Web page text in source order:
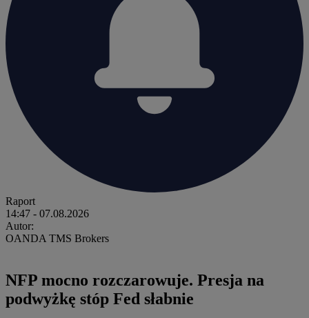
Raport
14:47 - 07.08.2026
Autor:
OANDA TMS Brokers
NFP mocno rozczarowuje. Presja na
podwyżkę stóp Fed słabnie